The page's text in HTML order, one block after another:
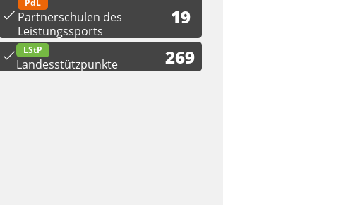
19
PdL
Partnerschulen des
Leistungssports
269
LStP
Landesstützpunkte